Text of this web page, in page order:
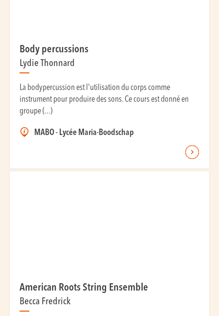
Body percussions
Lydie Thonnard
La bodypercussion est l'utilisation du corps comme
instrument pour produire des sons. Ce cours est donné en
groupe (...)
MABO - Lycée Maria-Boodschap
American Roots String Ensemble
Becca Fredrick